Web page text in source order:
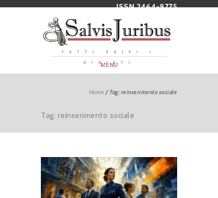
ISSN 2464-9775
FATTI SALVI I
DIRITTI
MENU
Home / Tag: reinserimento sociale
Tag: reinserimento sociale